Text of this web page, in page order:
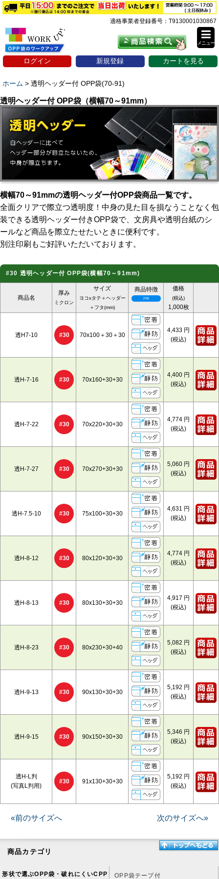
適格事業者登録番号：T9130001030867
ログイン 新規登録 カートを見る
メニュー
ホーム > 透明ヘッダー付 OPP袋(70-91)
透明ヘッダー付 OPP袋（横幅70～91mm）
横幅70～91mmの透明ヘッダー付OPP袋商品一覧です。
全面クリアで際立つ透明度！中身の見た目を損なうことなく包
装できる透明ヘッダー付きOPP袋で、文房具や透明台紙のシ
ールなど商品を際立たせたいときに便利です。
別注印刷もご好評いただいております。
#30 透明ヘッダー付 OPP袋(横幅70～91mm)
商品名
厚み
ミクロン
サイズ
ヨコxタテ＋ヘッダー
＋フタ(mm)
商品特徴 価格
(税込)
1,000枚
透H7-10 #30 70x100＋30＋30
4,433 円
(税込)
透H-7-16 #30 70x160+30+30
4,400 円
(税込)
透H-7-22 #30 70x220+30+30
4,774 円
(税込)
透H-7-27 #30 70x270+30+30
5,060 円
(税込)
透H-7.5-10 #30 75x100+30+30
4,631 円
(税込)
透H-8-12 #30 80x120+30+30
4,774 円
(税込)
透H-8-13 #30 80x130+30+30
4,917 円
(税込)
透H-8-23 #30 80x230+30+40
5,082 円
(税込)
透H-9-13 #30 90x130+30+30
5,192 円
(税込)
透H-9-15 #30 90x150+30+30
5,346 円
(税込)
透H-L判
(写真L判用)
#30 91x130+30+30
5,192 円
(税込)
«前のサイズへ 次のサイズへ»
商品カテゴリ
形状で選ぶOPP袋・破れにくいCPP OPP袋テープ付